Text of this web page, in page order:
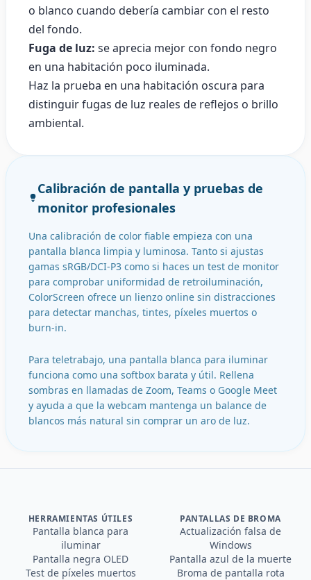
o blanco cuando debería cambiar con el resto
del fondo.
Fuga de luz: se aprecia mejor con fondo negro
en una habitación poco iluminada.
Haz la prueba en una habitación oscura para
distinguir fugas de luz reales de reflejos o brillo
ambiental.
Calibración de pantalla y pruebas de
monitor profesionales
Una calibración de color fiable empieza con una
pantalla blanca limpia y luminosa. Tanto si ajustas
gamas sRGB/DCI-P3 como si haces un test de monitor
para comprobar uniformidad de retroiluminación,
ColorScreen ofrece un lienzo online sin distracciones
para detectar manchas, tintes, píxeles muertos o
burn-in.
Para teletrabajo, una pantalla blanca para iluminar
funciona como una softbox barata y útil. Rellena
sombras en llamadas de Zoom, Teams o Google Meet
y ayuda a que la webcam mantenga un balance de
blancos más natural sin comprar un aro de luz.
HERRAMIENTAS ÚTILES
Pantalla blanca para
iluminar
Pantalla negra OLED
Test de píxeles muertos
PANTALLAS DE BROMA
Actualización falsa de
Windows
Pantalla azul de la muerte
Broma de pantalla rota